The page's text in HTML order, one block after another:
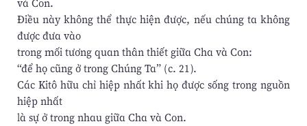
Điều này không thể thực hiện được, nếu chúng ta không
được đưa vào
trong mối tương quan thân thiết giữa Cha và Con:
“để họ cũng ở trong Chúng Ta” (c. 21).
Các Kitô hữu chỉ hiệp nhất khi họ được sống trong nguồn
hiệp nhất
là sự ở trong nhau giữa Cha và Con.